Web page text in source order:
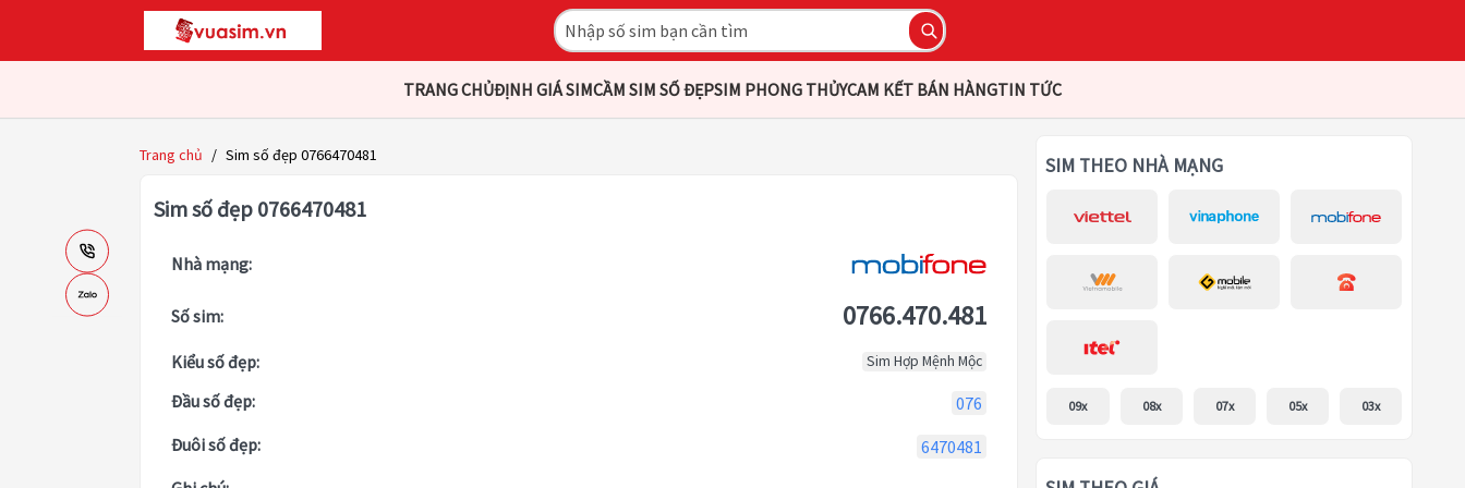
TRANG CHỦĐỊNH GIÁ SIMCẦM SIM SỐ ĐẸPSIM PHONG THỦYCAM KẾT BÁN HÀNGTIN TỨC
Trang chủ / Sim số đẹp 0766470481
Sim số đẹp 0766470481
Nhà mạng:
Số sim: 0766.470.481
Kiểu số đẹp: Sim Hợp Mệnh Mộc
Đầu số đẹp:
076
Đuôi số đẹp:
6470481
SIM THEO NHÀ MẠNG
09x 08x 07x 05x 03x